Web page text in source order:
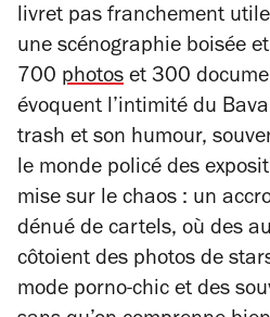
livret pas franchement
une scénographie boisée
700 photos et 300
évoquent l’intimité du
trash et son humour,
le monde policé des
mise sur le chaos : un
dénué de cartels, où des
côtoient des photos de
mode porno-chic et des